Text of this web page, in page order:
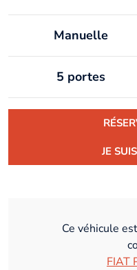
Manuelle
5 portes
JE
Ce véhicule
FIAT